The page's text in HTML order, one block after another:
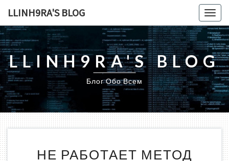
LLINH9RA'S BLOG
LLINH9RA'S BLOG
Блог Обо Всем
РАБОТАЕТ
НЕ РАБОТАЕТ МЕТОД